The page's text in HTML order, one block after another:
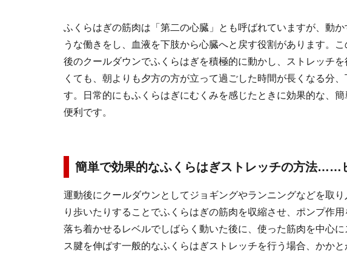
ふくらはぎの筋肉は「第二の心臓」とも呼ばれていますが、動
うな働きをし、血液を下肢から心臓へと戻す役割があります。
後のクールダウンでふくらはぎを積極的に動かし、ストレッチ
くても、朝よりも夕方の方が立って過ごした時間が長くなる分
す。日常的にもふくらはぎにむくみを感じたときに効果的な、
便利です。
簡単で効果的なふくらはぎストレッチの方法……
運動後にクールダウンとしてジョギングやランニングなどを取
り歩いたりすることでふくらはぎの筋肉を収縮させ、ポンプ作
落ち着かせるレベルでしばらく動いた後に、使った筋肉を中心
ス腱を伸ばす一般的なふくらはぎストレッチを行う場合、かか